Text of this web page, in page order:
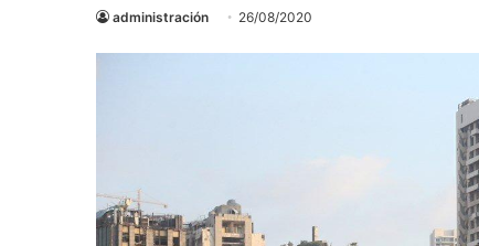
administración 26/08/2020